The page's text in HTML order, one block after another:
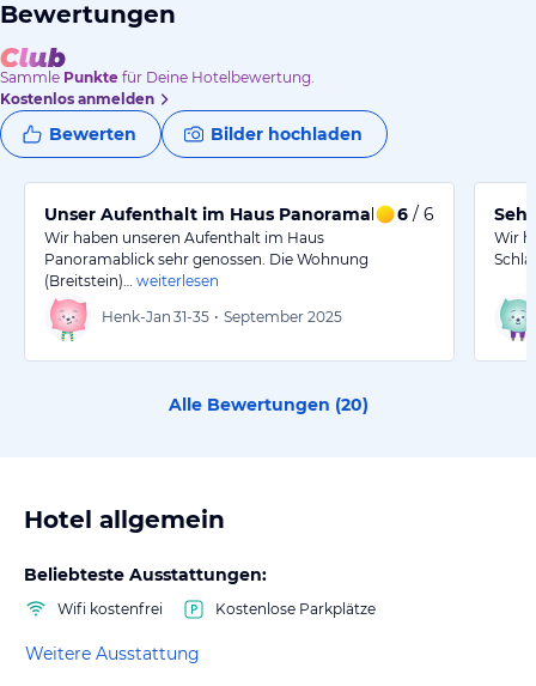
Bewertungen
Sammle Punkte für Deine Hotelbewertung.
Kostenlos anmelden
Bewerten Bilder hochladen
Unser Aufenthalt im Haus Panoramablick
6 / 6
Wir haben unseren Aufenthalt im Haus
Panoramablick sehr genossen. Die Wohnung
(Breitstein)…
weiterlesen
Henk-Jan 31-35 • September 2025
Wir
Alle Bewertungen (20)
Hotel allgemein
Beliebteste Ausstattungen:
Wifi kostenfrei Kostenlose Parkplätze
Weitere Ausstattung